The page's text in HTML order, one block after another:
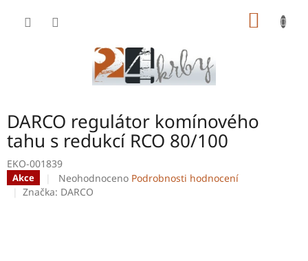
DARCO regulátor komínového
tahu s redukcí RCO 80/100
EKO-001839
Akce
Průměrné
hodnocení
Neohodnoceno Podrobnosti hodnocení
Značka: DARCO